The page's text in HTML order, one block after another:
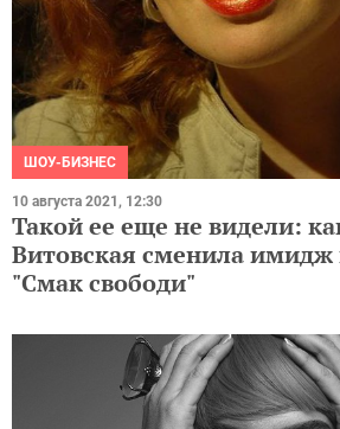
ШОУ-БИЗНЕС
10 августа 2021, 12:30
Такой ее еще не видели:
Витовская сменила
"Смак свободи"